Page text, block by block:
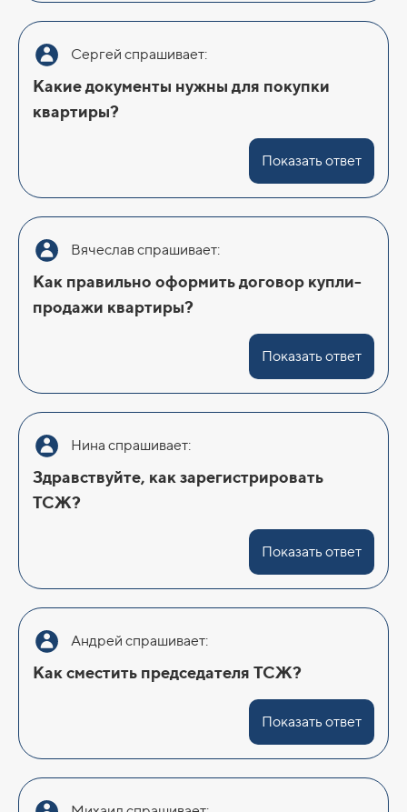
Сергей спрашивает:
Какие документы нужны для покупки
квартиры?
Показать ответ
Вячеслав спрашивает:
Как правильно оформить договор купли-
продажи квартиры?
Показать ответ
Нина спрашивает:
Здравствуйте, как зарегистрировать
ТСЖ?
Показать ответ
Андрей спрашивает:
Как сместить председателя ТСЖ?
Показать ответ